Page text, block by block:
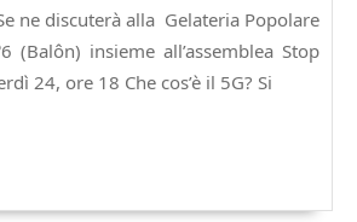
2020ne discuterà alla Gelateria Popolare
(Balôn) insieme all’assemblea Stop
24, ore 18 Che cos’è il 5G? Si